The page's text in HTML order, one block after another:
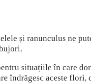
și ranunculus ne
situațiile în care
aceste flori,